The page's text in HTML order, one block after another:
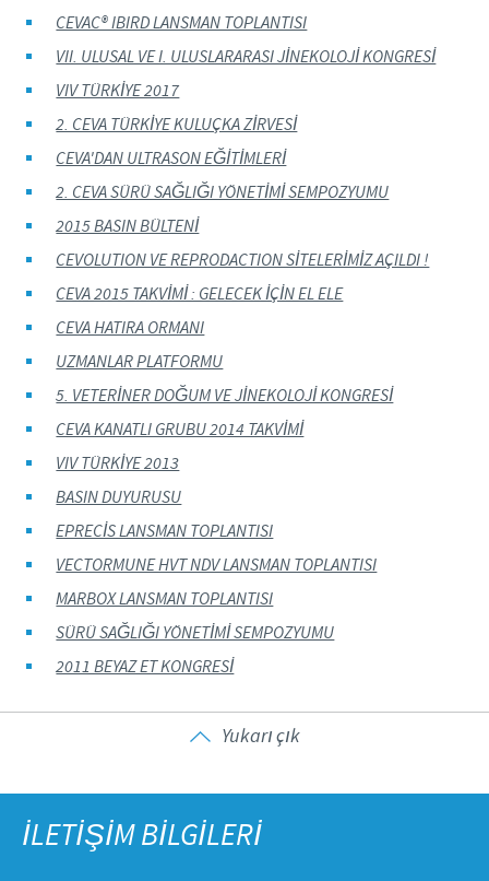
CEVAC® IBIRD LANSMAN TOPLANTISI
VII. ULUSAL VE I. ULUSLARARASI JİNEKOLOJİ KONGRESİ
VIV TÜRKİYE 2017
2. CEVA TÜRKİYE KULUÇKA ZİRVESİ
CEVA'DAN ULTRASON EĞİTİMLERİ
2. CEVA SÜRÜ SAĞLIĞI YÖNETİMİ SEMPOZYUMU
2015 BASIN BÜLTENİ
CEVOLUTION VE REPRODACTION SİTELERİMİZ AÇILDI !
CEVA 2015 TAKVİMİ : GELECEK İÇİN EL ELE
CEVA HATIRA ORMANI
UZMANLAR PLATFORMU
5. VETERİNER DOĞUM VE JİNEKOLOJİ KONGRESİ
CEVA KANATLI GRUBU 2014 TAKVİMİ
VIV TÜRKİYE 2013
BASIN DUYURUSU
EPRECİS LANSMAN TOPLANTISI
VECTORMUNE HVT NDV LANSMAN TOPLANTISI
MARBOX LANSMAN TOPLANTISI
SÜRÜ SAĞLIĞI YÖNETİMİ SEMPOZYUMU
2011 BEYAZ ET KONGRESİ
Yukarı çık
İLETİŞİM BİLGİLERİ